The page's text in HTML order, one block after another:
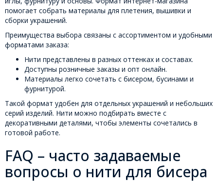
помогает собрать материалы для плетения, вышивки и
сборки украшений.
Преимущества выбора связаны с ассортиментом и удобными
форматами заказа:
Нити представлены в разных оттенках и составах.
Доступны розничные заказы и опт онлайн.
Материалы легко сочетать с бисером, бусинами и
фурнитурой.
Такой формат удобен для отдельных украшений и небольших
серий изделий. Нити можно подбирать вместе с
декоративными деталями, чтобы элементы сочетались в
готовой работе.
FAQ – часто задаваемые
вопросы о нити для бисера